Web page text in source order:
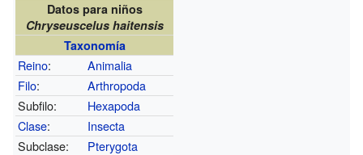
Datos para niños
Chryseuscelus haitensis
Taxonomía
Reino:
Animalia
Filo:
Arthropoda
Subfilo:
Hexapoda
Clase:
Insecta
Subclase:
Pterygota